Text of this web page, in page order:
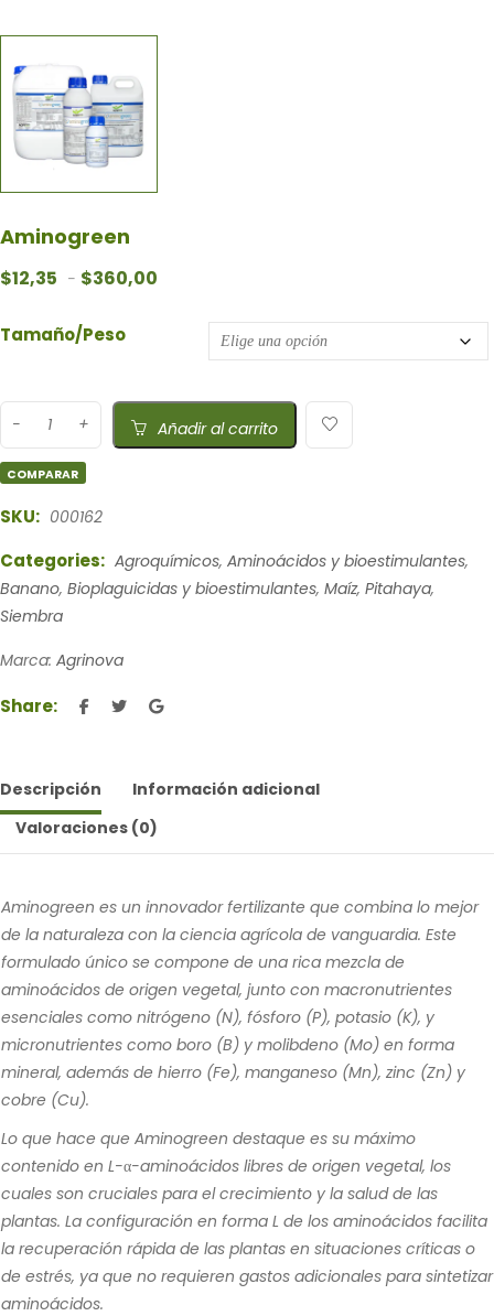
Aminogreen
$12,35 - $360,00
Tamaño/Peso
Añadir al carrito
COMPARAR
SKU: 000162
Categories: Agroquímicos, Aminoácidos y bioestimulantes,
Banano, Bioplaguicidas y bioestimulantes, Maíz, Pitahaya,
Siembra
Marca: Agrinova
Share:
Descripción
Información adicional
Valoraciones (0)
Aminogreen es un innovador fertilizante que combina lo mejor
de la naturaleza con la ciencia agrícola de vanguardia. Este
formulado único se compone de una rica mezcla de
aminoácidos de origen vegetal, junto con macronutrientes
esenciales como nitrógeno (N), fósforo (P), potasio (K), y
micronutrientes como boro (B) y molibdeno (Mo) en forma
mineral, además de hierro (Fe), manganeso (Mn), zinc (Zn) y
cobre (Cu).
Lo que hace que Aminogreen destaque es su máximo
contenido en L-α-aminoácidos libres de origen vegetal, los
cuales son cruciales para el crecimiento y la salud de las
plantas. La configuración en forma L de los aminoácidos facilita
la recuperación rápida de las plantas en situaciones críticas o
de estrés, ya que no requieren gastos adicionales para sintetizar
aminoácidos.